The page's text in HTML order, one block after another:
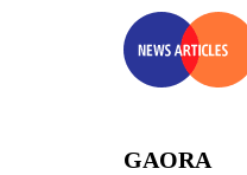
GAORA